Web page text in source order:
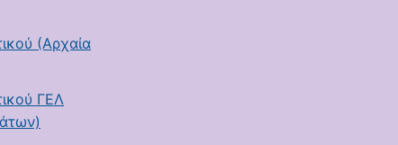
(Αρχαία
ΓΕΛ